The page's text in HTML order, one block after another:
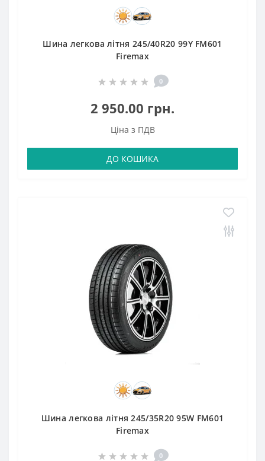
Шина легкова літня 245/40R20 99Y FM601
Firemax
0
2 950.00 грн.
Ціна з ПДВ
ДО КОШИКА
Шина легкова літня 245/35R20 95W FM601
Firemax
0